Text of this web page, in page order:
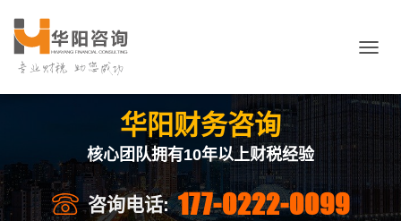
导
华阳财务咨询
核心团队拥有10年以上财税经验
咨询电话: 177-0222-0099